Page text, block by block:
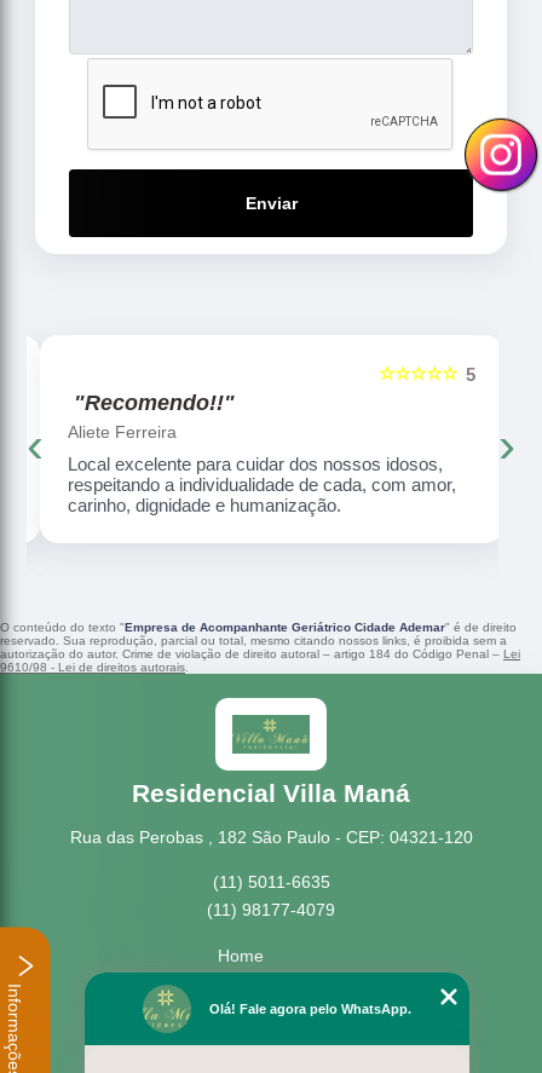
Enviar
5
☆☆☆☆☆
"Recomendo!!"
Aliete Ferreira
Local excelente para cuidar dos nossos idosos,
respeitando a individualidade de cada, com amor,
carinho, dignidade e humanização.
‹ ›
O conteúdo do texto "Empresa de Acompanhante Geriátrico Cidade Ademar" é de direito
reservado. Sua reprodução, parcial ou total, mesmo citando nossos links, é proibida sem a
autorização do autor. Crime de violação de direito autoral – artigo 184 do Código Penal – Lei
9610/98 - Lei de direitos autorais
Residencial Villa Maná
Rua das Perobas , 182 São Paulo - CEP: 04321-120
(11) 5011-6635
(11) 98177-4079
Home
Missão
Olá! Fale agora pelo WhatsApp.
Informações